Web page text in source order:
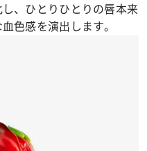
、ひとりひとりの唇本来
色感を演出します。